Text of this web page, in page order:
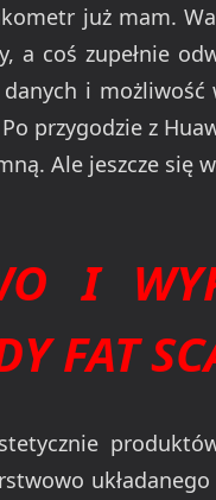
już mam.
a coś zupełnie
i
przygodzie z
Ale jeszcze się
I
FAT